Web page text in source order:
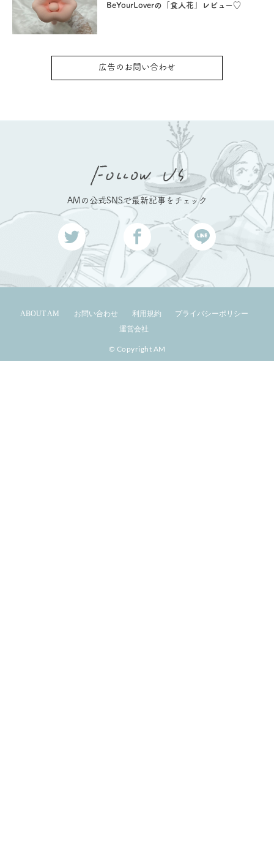
BeYourLoverの「食人花」レビュー♡
広告のお問い合わせ
AMの公式SNSで最新記事をチェック
ABOUT AM お問い合わせ 利用規約
プライバシーポリシー
運営会社
© Copyright AM